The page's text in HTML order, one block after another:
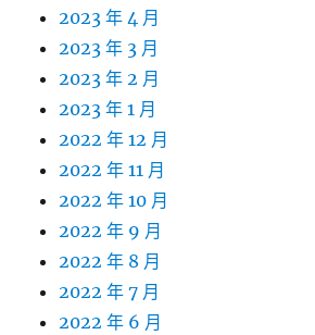
2023 年 4 月
2023 年 3 月
2023 年 2 月
2023 年 1 月
2022 年 12 月
2022 年 11 月
2022 年 10 月
2022 年 9 月
2022 年 8 月
2022 年 7 月
2022 年 6 月